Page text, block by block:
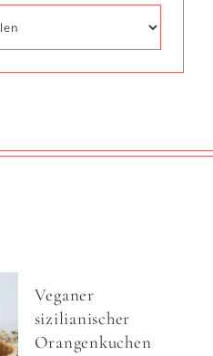
Veganer
sizilianischer
Orangenkuchen